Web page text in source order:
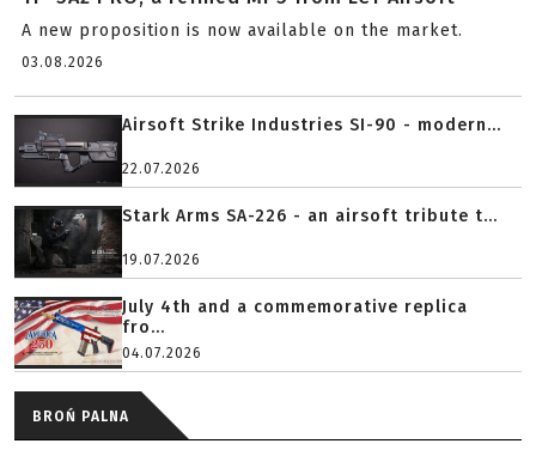
A new proposition is now available on the market.
03.08.2026
Airsoft Strike Industries SI-90 - modern...
22.07.2026
Stark Arms SA-226 - an airsoft tribute t...
19.07.2026
July 4th and a commemorative replica
fro...
04.07.2026
BROŃ PALNA